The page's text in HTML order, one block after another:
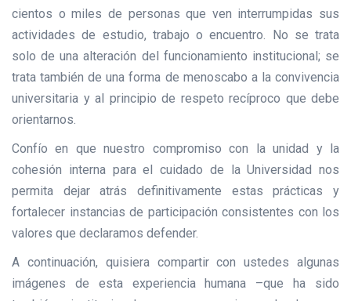
cientos o miles de personas que ven interrumpidas sus
actividades de estudio, trabajo o encuentro. No se trata
solo de una alteración del funcionamiento institucional; se
trata también de una forma de menoscabo a la convivencia
universitaria y al principio de respeto recíproco que debe
orientarnos.
Confío en que nuestro compromiso con la unidad y la
cohesión interna para el cuidado de la Universidad nos
permita dejar atrás definitivamente estas prácticas y
fortalecer instancias de participación consistentes con los
valores que declaramos defender.
A continuación, quisiera compartir con ustedes algunas
imágenes de esta experiencia humana –que ha sido